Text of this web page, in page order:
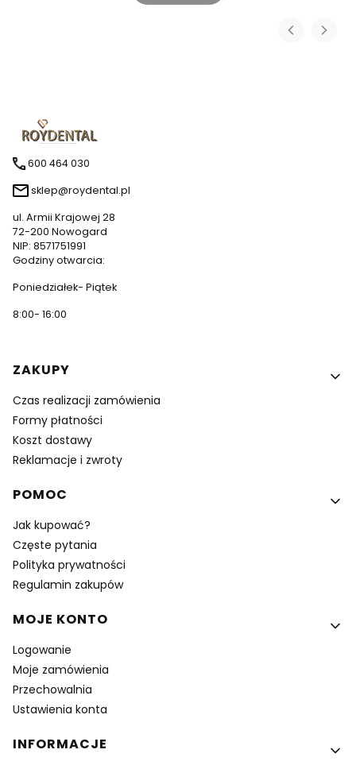
600 464 030
sklep@roydental.pl
ul. Armii Krajowej 28
72-200 Nowogard
NIP: 8571751991
Godziny otwarcia:
Poniedziałek- Piątek
8:00- 16:00
Linki w stopce
ZAKUPY
Czas realizacji zamówienia
Formy płatności
Koszt dostawy
Reklamacje i zwroty
POMOC
Jak kupować?
Częste pytania
Polityka prywatności
Regulamin zakupów
MOJE KONTO
Logowanie
Moje zamówienia
Przechowalnia
Ustawienia konta
INFORMACJE